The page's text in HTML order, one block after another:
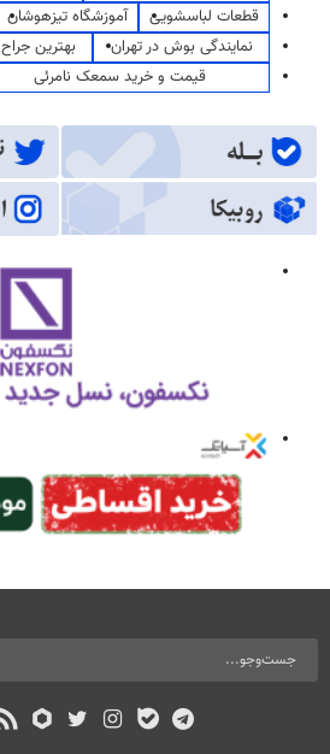
قطعات لباسشویی
آموزشگاه تیزهوشان
نمایندگی بوش در تهران
بهترین
قیمت و خرید سمعک نامرئی